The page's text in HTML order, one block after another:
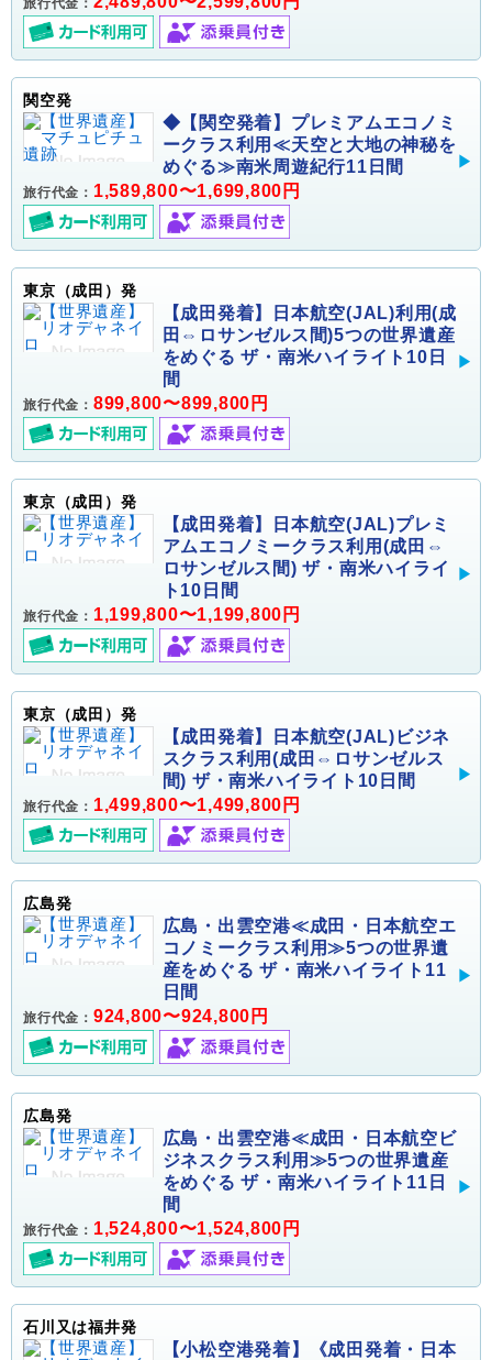
旅行代金：
関空発
◆【関空発着】プレミアムエコノミ
ークラス利用≪天空と大地の神秘を
めぐる≫南米周遊紀行11日間
旅行代金： 1,589,800〜1,699,800円
東京（成田）発
【成田発着】日本航空(JAL)利用(成
田⇔ロサンゼルス間)5つの世界遺産
をめぐる ザ・南米ハイライト10日
間
旅行代金： 899,800〜899,800円
東京（成田）発
【成田発着】日本航空(JAL)プレミ
アムエコノミークラス利用(成田⇔
ロサンゼルス間) ザ・南米ハイライ
ト10日間
旅行代金： 1,199,800〜1,199,800円
東京（成田）発
【成田発着】日本航空(JAL)ビジネ
スクラス利用(成田⇔ロサンゼルス
間) ザ・南米ハイライト10日間
旅行代金： 1,499,800〜1,499,800円
広島発
広島・出雲空港≪成田・日本航空エ
コノミークラス利用≫5つの世界遺
産をめぐる ザ・南米ハイライト11
日間
旅行代金： 924,800〜924,800円
広島発
広島・出雲空港≪成田・日本航空ビ
ジネスクラス利用≫5つの世界遺産
をめぐる ザ・南米ハイライト11日
間
旅行代金： 1,524,800〜1,524,800円
石川又は福井発
【小松空港発着】《成田発着・日本